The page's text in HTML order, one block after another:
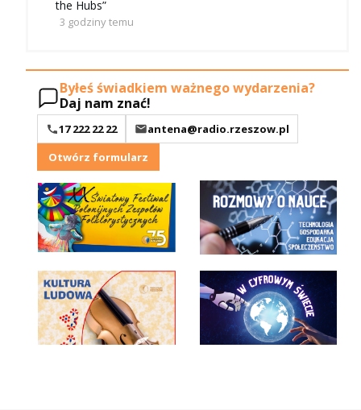
the Hubs”
3 godziny temu
Byłeś świadkiem ważnego wydarzenia?
Daj nam znać!
17 222 22 22
antena@radio.rzeszow.pl
Otwórz formularz